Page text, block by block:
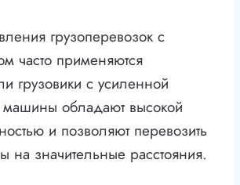
грузоперевозок с
часто применяются
грузовики с усиленной
машины обладают высокой
и позволяют перевозить
на значительные расстояния.